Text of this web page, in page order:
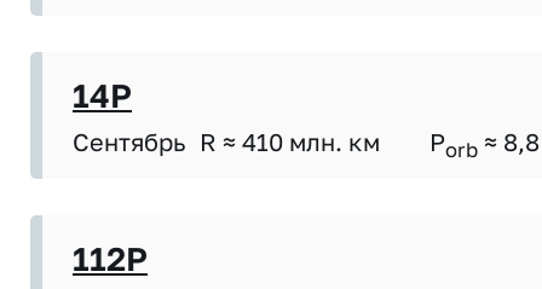
14P
Сентябрь R ≈ 410 млн. км Porb ≈ 8,8
112P